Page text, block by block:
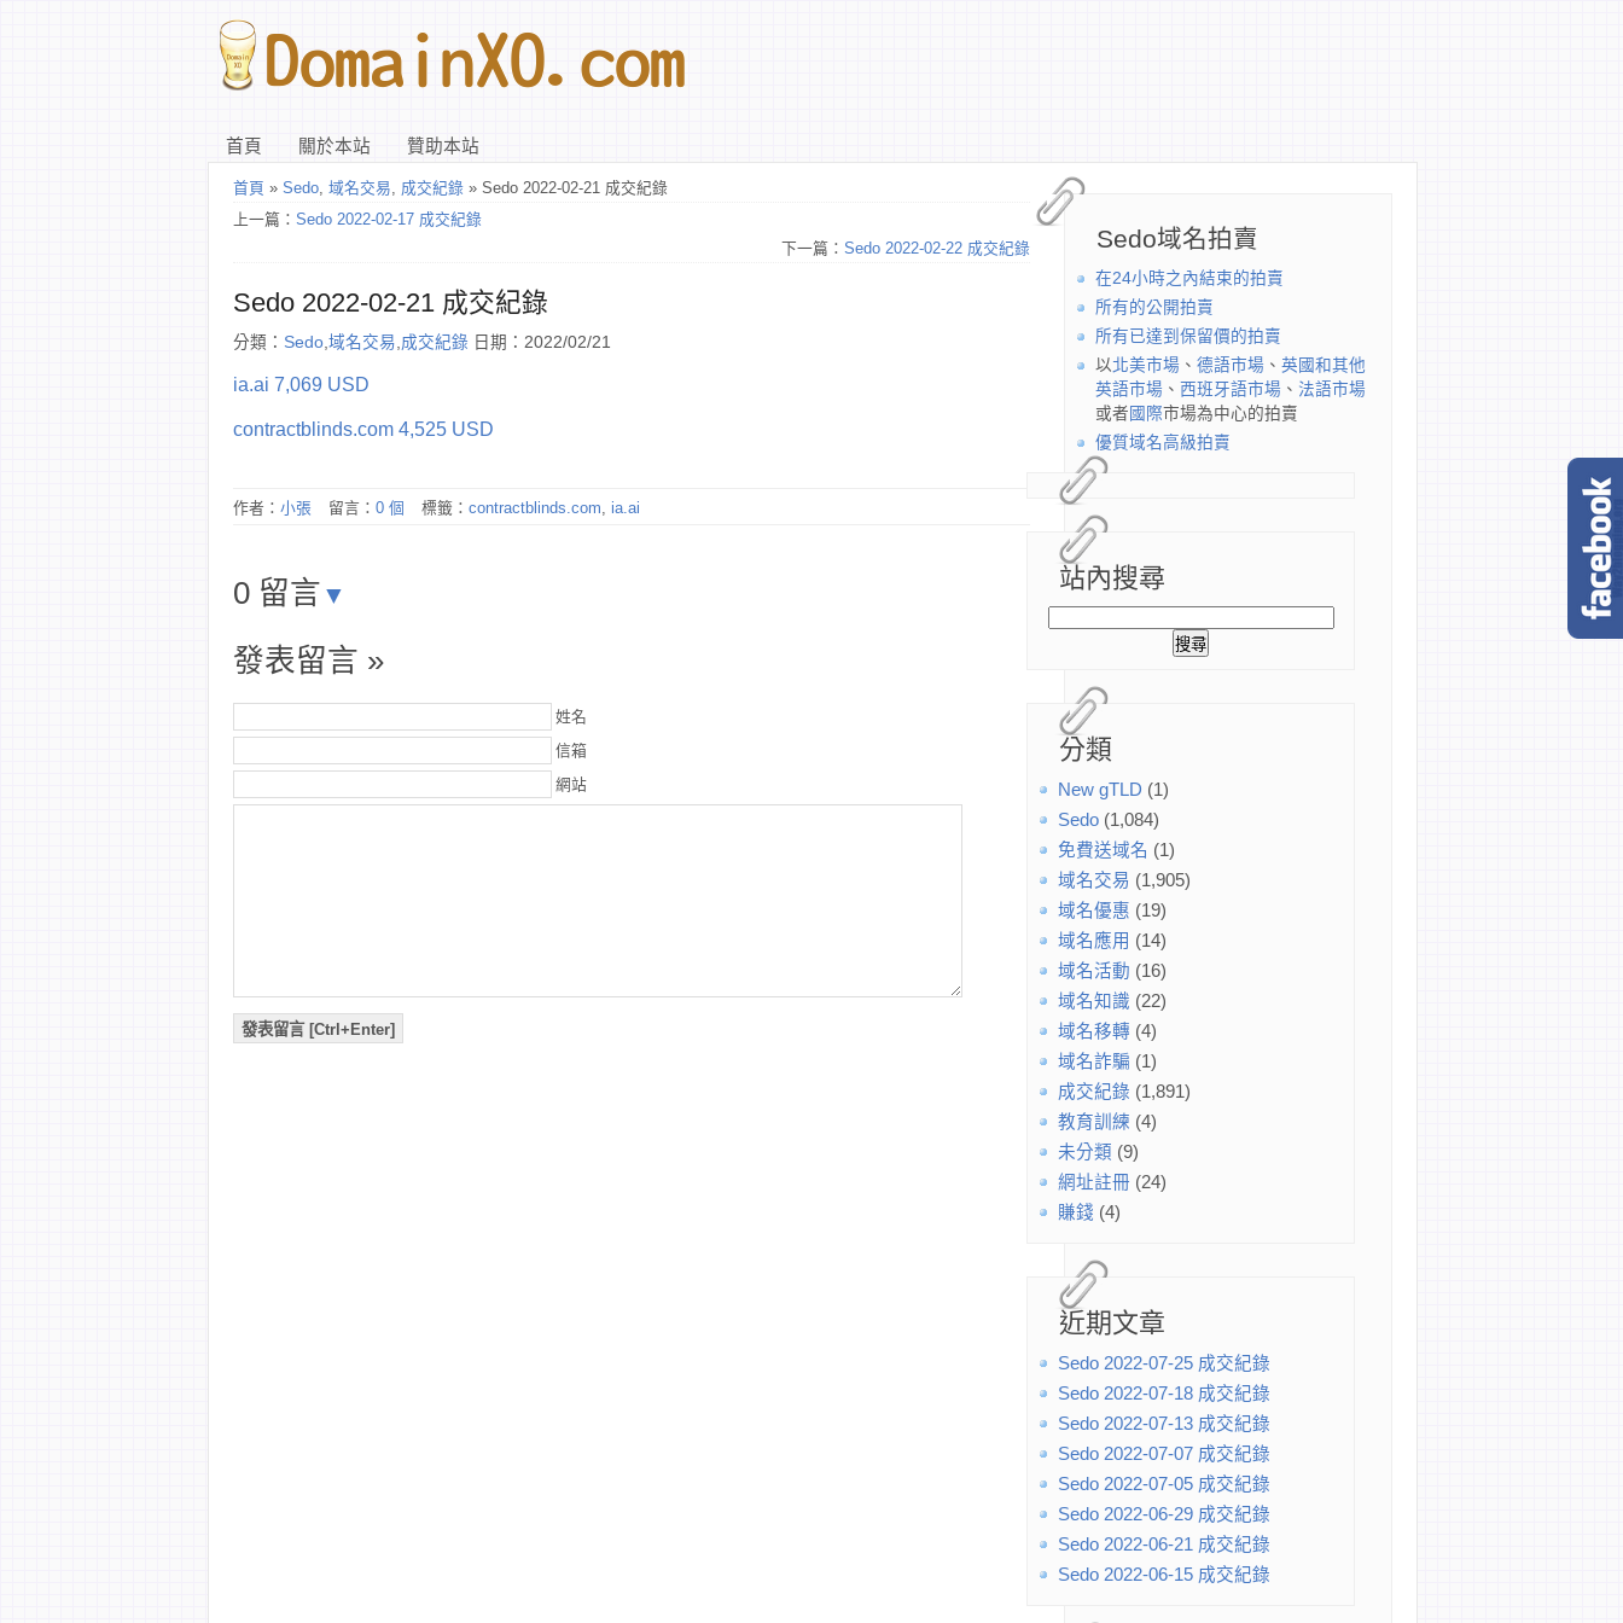
首頁 關於本站 贊助本站
Sedo域名拍賣
在24小時之內結束的拍賣
所有的公開拍賣
所有已達到保留價的拍賣
以北美市場 、 德語市場 、 英國和其他
英語市場 、 西班牙語市場 、 法語市場
或者 國際市場為中心的拍賣
優質域名高級拍賣
站內搜尋
分類
New gTLD (1)
Sedo (1,084)
免費送域名 (1)
域名交易 (1,905)
域名優惠 (19)
域名應用 (14)
域名活動 (16)
域名知識 (22)
域名移轉 (4)
域名詐騙 (1)
成交紀錄 (1,891)
教育訓練 (4)
未分類 (9)
網址註冊 (24)
賺錢 (4)
近期文章
Sedo 2022-07-25 成交紀錄
Sedo 2022-07-18 成交紀錄
Sedo 2022-07-13 成交紀錄
Sedo 2022-07-07 成交紀錄
Sedo 2022-07-05 成交紀錄
Sedo 2022-06-29 成交紀錄
Sedo 2022-06-21 成交紀錄
Sedo 2022-06-15 成交紀錄
首頁 » Sedo, 域名交易, 成交紀錄 » Sedo 2022-02-21 成交紀錄
上一篇： Sedo 2022-02-17 成交紀錄
下一篇： Sedo 2022-02-22 成交紀錄
Sedo 2022-02-21 成交紀錄
分類： Sedo,域名交易,成交紀錄 日期：2022/02/21
ia.ai 7,069 USD
contractblinds.com 4,525 USD
作者： 小張 留言： 0 個 標籤： contractblinds.com, ia.ai
0 留言 ▼
發表留言 »
姓名
信箱
網站